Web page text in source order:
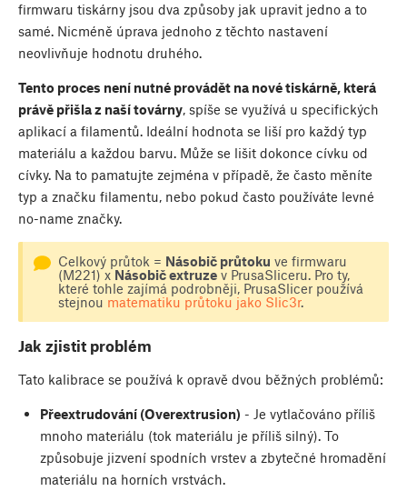
firmwaru tiskárny jsou dva způsoby jak upravit jedno a to
samé. Nicméně úprava jednoho z těchto nastavení
neovlivňuje hodnotu druhého.
Tento proces není nutné provádět na nové tiskárně, která
právě přišla z naší továrny, spíše se využívá u specifických
aplikací a filamentů. Ideální hodnota se liší pro každý typ
materiálu a každou barvu. Může se lišit dokonce cívku od
cívky. Na to pamatujte zejména v případě, že často měníte
typ a značku filamentu, nebo pokud často používáte levné
no-name značky.
Celkový průtok = Násobič průtoku ve firmwaru
(M221) xNásobič extruzev PrusaSliceru. Pro ty,
které tohle zajímá podrobněji, PrusaSlicer používá
stejnou matematiku průtoku jako Slic3r.
Jak zjistit problém
Tato kalibrace se používá k opravě dvou běžných problémů:
Přeextrudování (Overextrusion) - Je vytlačováno příliš
mnoho materiálu (tok materiálu je příliš silný). To
způsobuje jizvení spodních vrstev a zbytečné hromadění
materiálu na horních vrstvách.